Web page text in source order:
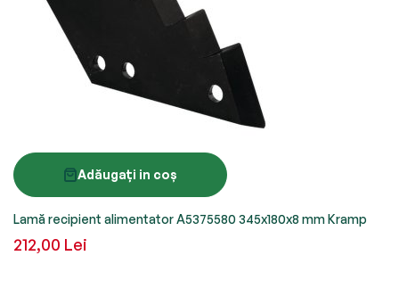
Adăugați in coș
Lamă recipient alimentator A5375580 345x180x8 mm Kramp
212,00 Lei